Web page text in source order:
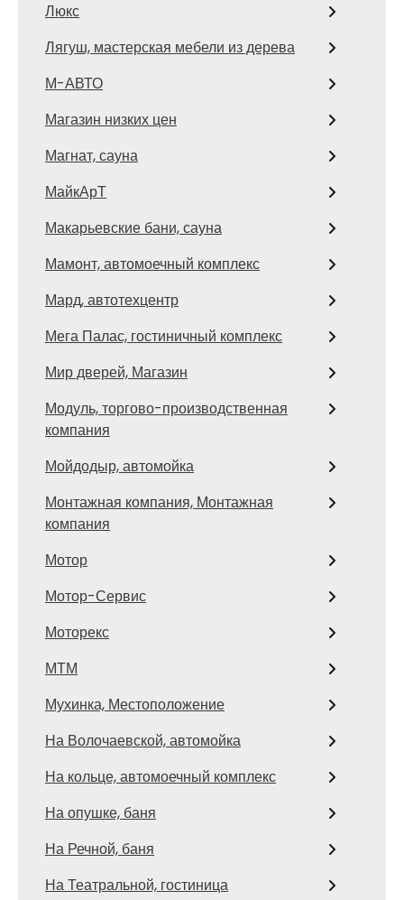
Люкс
Лягуш, мастерская мебели из дерева
М-АВТО
Магазин низких цен
Магнат, сауна
МайкАрТ
Макарьевские бани, сауна
Мамонт, автомоечный комплекс
Мард, автотехцентр
Мега Палас, гостиничный комплекс
Мир дверей, Магазин
Модуль, торгово-производственная
компания
Мойдодыр, автомойка
Монтажная компания, Монтажная
компания
Мотор
Мотор-Сервис
Моторекс
МТМ
Мухинка, Местоположение
На Волочаевской, автомойка
На кольце, автомоечный комплекс
На опушке, баня
На Речной, баня
На Театральной, гостиница